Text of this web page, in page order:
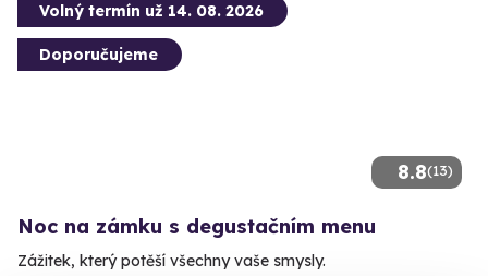
8.8(13)
Volný termín už 14. 08. 2026
Doporučujeme
Noc na zámku s degustačním menu
Zážitek, který potěší všechny vaše smysly.